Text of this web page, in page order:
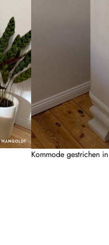
Kommode gestrichen